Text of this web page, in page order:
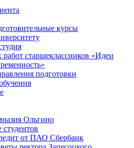
курсы
работ cтаршеклассников «Идеи
подготовки
Ольгино
от ПАО Сбербанк